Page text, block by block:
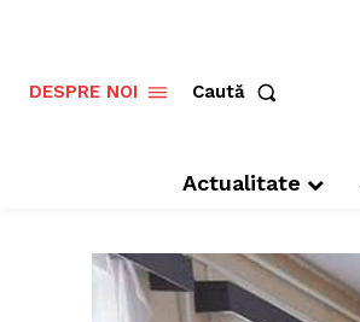
DESPRE NOI Caută
Actualitate